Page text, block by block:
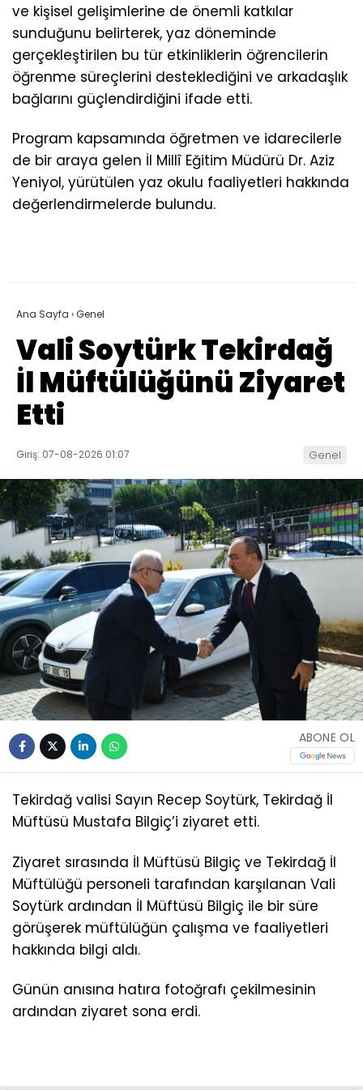
ve kişisel gelişimlerine de önemli katkılar
sunduğunu belirterek, yaz döneminde
gerçekleştirilen bu tür etkinliklerin öğrencilerin
öğrenme süreçlerini desteklediğini ve arkadaşlık
bağlarını güçlendirdiğini ifade etti.
Program kapsamında öğretmen ve idarecilerle
de bir araya gelen İl Millî Eğitim Müdürü Dr. Aziz
Yeniyol, yürütülen yaz okulu faaliyetleri hakkında
değerlendirmelerde bulundu.
Ana Sayfa ›Genel
Vali Soytürk Tekirdağ
İl Müftülüğünü Ziyaret
Etti
Giriş: 07-08-2026 01:07 Genel
ABONE OL
Tekirdağ valisi Sayın Recep Soytürk, Tekirdağ İl
Müftüsü Mustafa Bilgiç’i ziyaret etti.
Ziyaret sırasında İl Müftüsü Bilgiç ve Tekirdağ İl
Müftülüğü personeli tarafından karşılanan Vali
Soytürk ardından İl Müftüsü Bilgiç ile bir süre
görüşerek müftülüğün çalışma ve faaliyetleri
hakkında bilgi aldı.
Günün anısına hatıra fotoğrafı çekilmesinin
ardından ziyaret sona erdi.